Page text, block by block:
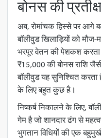
बोनस की
अब, रोमांचक हिस्से पर आगे
बॉलीवुड खिलाड़ियों को
भरपूर वेतन की पेशकश
₹15,000 की बोनस राशि
बॉलीवुड यह सुनिश्चित
के लिए बहुत कुछ है।
निष्कर्ष निकालने के लिए,
गेम है जो शानदार ढंग से
भुगतान विधियों की एक